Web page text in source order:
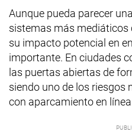
Aunque pueda parecer
sistemas más mediáticos
su impacto potencial en
importante. En ciudades
las puertas abiertas de
siendo uno de los riesgos
con aparcamiento en